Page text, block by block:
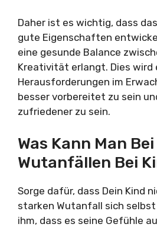
Daher ist es wichtig, dass
gute Eigenschaften
eine gesunde Balance
Kreativität erlangt. Dies wird
Herausforderungen im
besser vorbereitet zu sein
zufriedener zu sein.
Was Kann Man
Wutanfällen Bei
Sorge dafür, dass Dein Kind
starken Wutanfall sich
ihm, dass es seine Gefühle